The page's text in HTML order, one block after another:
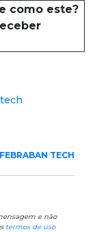
como este?
FEBRABAN TECH
e não
termos de uso